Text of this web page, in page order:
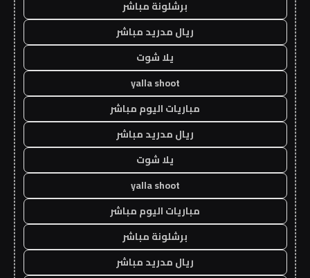
برشلونة مباشر
ريال مدريد مباشر
يلا شوت
yalla shoot
مباريات اليوم مباشر
ريال مدريد مباشر
يلا شوت
yalla shoot
مباريات اليوم مباشر
برشلونة مباشر
ريال مدريد مباشر